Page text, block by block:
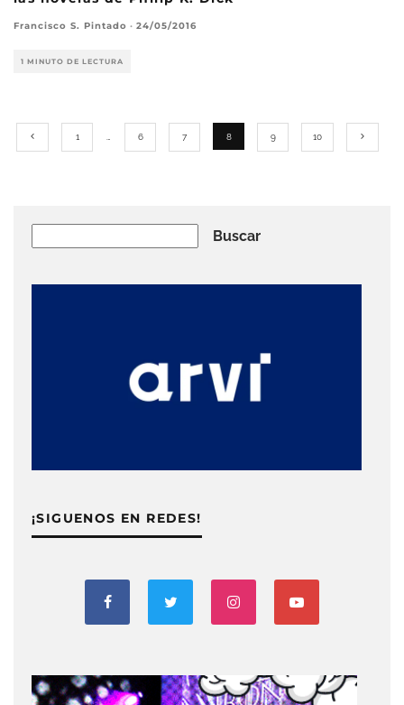
Francisco S. Pintado · 24/05/2016
1 MINUTO DE LECTURA
1 6 7 8 9 10
Buscar
¡SIGUENOS EN REDES!